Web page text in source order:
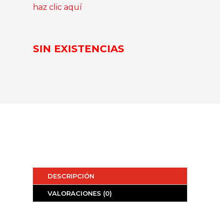
haz clic aquí
SIN EXISTENCIAS
DESCRIPCIÓN
VALORACIONES (0)